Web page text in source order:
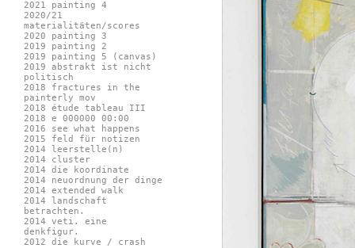
2021 painting 4
2020/21
materialitäten/scores
2020 painting 3
2019 painting 2
2019 painting 5 (canvas)
2019 abstrakt ist nicht
politisch
2018 fractures in the
painterly mov
2018 étude tableau III
2018 e 000000 00:00
2016 see what happens
2015 feld für notizen
2014 leerstelle(n)
2014 cluster
2014 die koordinate
2014 neuordnung der dinge
2014 extended walk
2014 landschaft
betrachten.
2014 veti. eine
denkfigur.
2012 die kurve / crash